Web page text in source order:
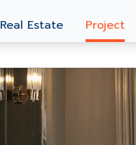
Real Estate Project